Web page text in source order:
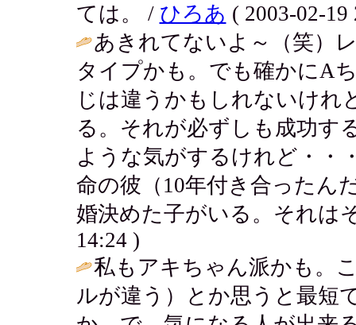
ては。 / ひろあ ( 2003-02-19
あきれてないよ～（笑）
タイプかも。でも確かにA
じは違うかもしれないけれ
る。それが必ずしも成功す
ような気がするけれど・・
命の彼（10年付き合ったん
婚決めた子がいる。それは
14:24 )
私もアキちゃん派かも。
ルが違う）とか思うと最短